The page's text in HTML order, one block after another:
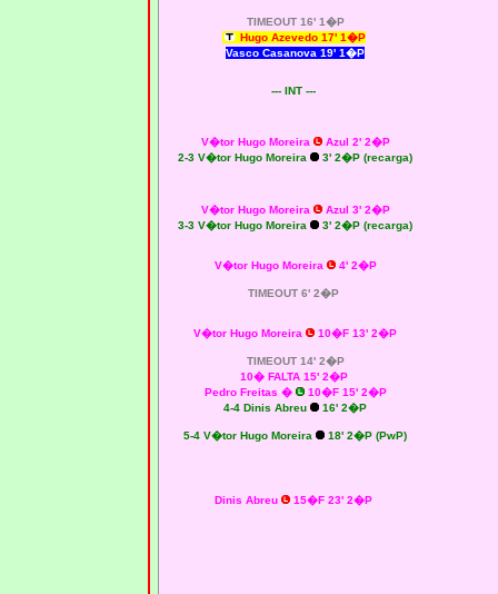
TIMEOUT 16' 1�P
Hugo Azevedo 17' 1�P
Vasco Casanova 19' 1�P
--- INT ---
V�tor Hugo Moreira
Azul 2' 2�P
2-3 V�tor Hugo Moreira
3' 2�P (recarga)
V�tor Hugo Moreira
Azul 3' 2�P
3-3 V�tor Hugo Moreira
3' 2�P (recarga)
V�tor Hugo Moreira 4' 2�P
TIMEOUT 6' 2�P
V�tor Hugo Moreira 10�F 13' 2�P
TIMEOUT 14' 2�P
10� FALTA 15' 2�P
Pedro Freitas �
10�F 15' 2�P
4-4 Dinis Abreu
16' 2�P
5-4 V�tor Hugo Moreira 18' 2�P (PwP)
Dinis Abreu 15�F 23' 2�P